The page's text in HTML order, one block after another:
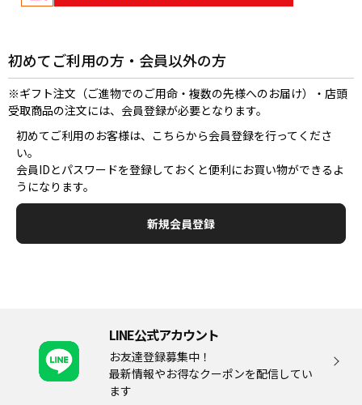
初めてご利用の方・会員以外の方
※ギフト注文（ご進物でのご用命・複数の先様へのお届け）・店頭
受取商品の注文には、会員登録が必要となります。
初めてご利用のお客様は、こちらから会員登録を行ってくださ
い。
会員IDとパスワードを登録しておくと便利にお買い物ができるよ
うになります。
LINE公式アカウント
お友達登録募集中！
最新情報やお得なクーポンを配信してい
ます